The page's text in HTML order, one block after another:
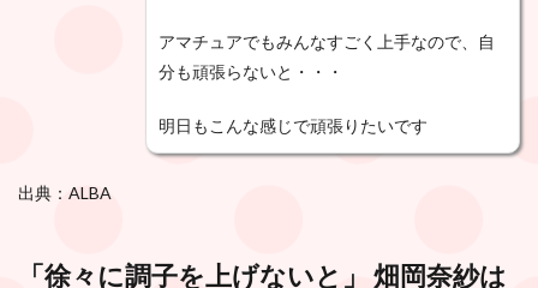
アマチュアでもみんなすごく上手なので、自
分も頑張らないと・・・
明日もこんな感じで頑張りたいです
出典：ALBA
「徐々に調子を上げないと」 畑岡奈紗は